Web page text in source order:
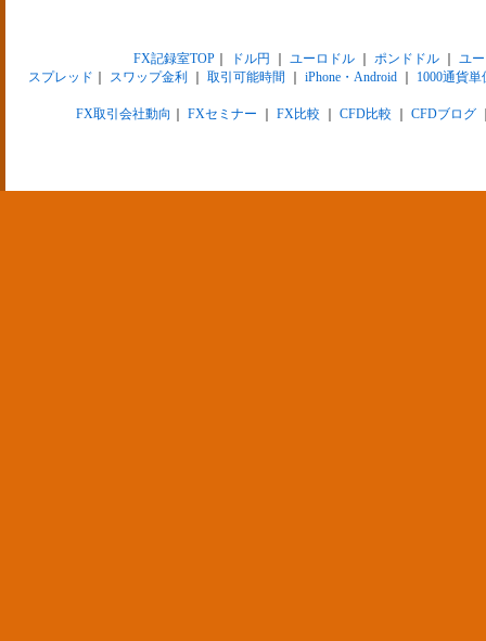
FX記録室TOP｜ ドル円 ユーロドル｜ ポンドドル｜ ユ
スプレッド
スワップ金利 取引可能時間 iPhone・Android 1000通貨単
FX取引会社動向 FXセミナー FX比較 CFD比較 CFDブログ